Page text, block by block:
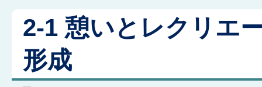
2-1 憩いとレクリエ
形成